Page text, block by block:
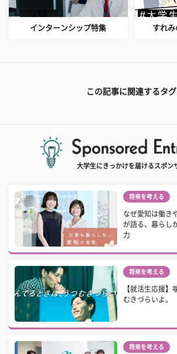
インターンシップ特集 すれ
この記事に関連するタグ
大学生にきっかけを届けるスポン
将来を考える
なぜ愛知は働き
が語る、暮らし
力
将来を考える
【就活生応援】
むきづらいよ。
将来を考える